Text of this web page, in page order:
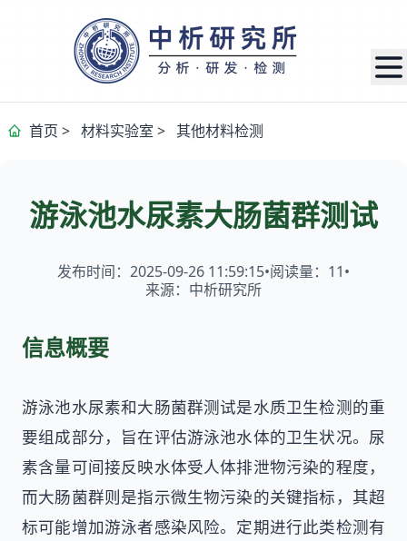
首页 > 材料实验室 > 其他材料检测
游泳池水尿素大肠菌群测试
发布时间：2025-09-26 11:59:15•阅读量： 11•
来源：中析研究所
信息概要
游泳池水尿素和大肠菌群测试是水质卫生检测的重
要组成部分，旨在评估游泳池水体的卫生状况。尿
素含量可间接反映水体受人体排泄物污染的程度，
而大肠菌群则是指示微生物污染的关键指标，其超
标可能增加游泳者感染风险。定期进行此类检测有